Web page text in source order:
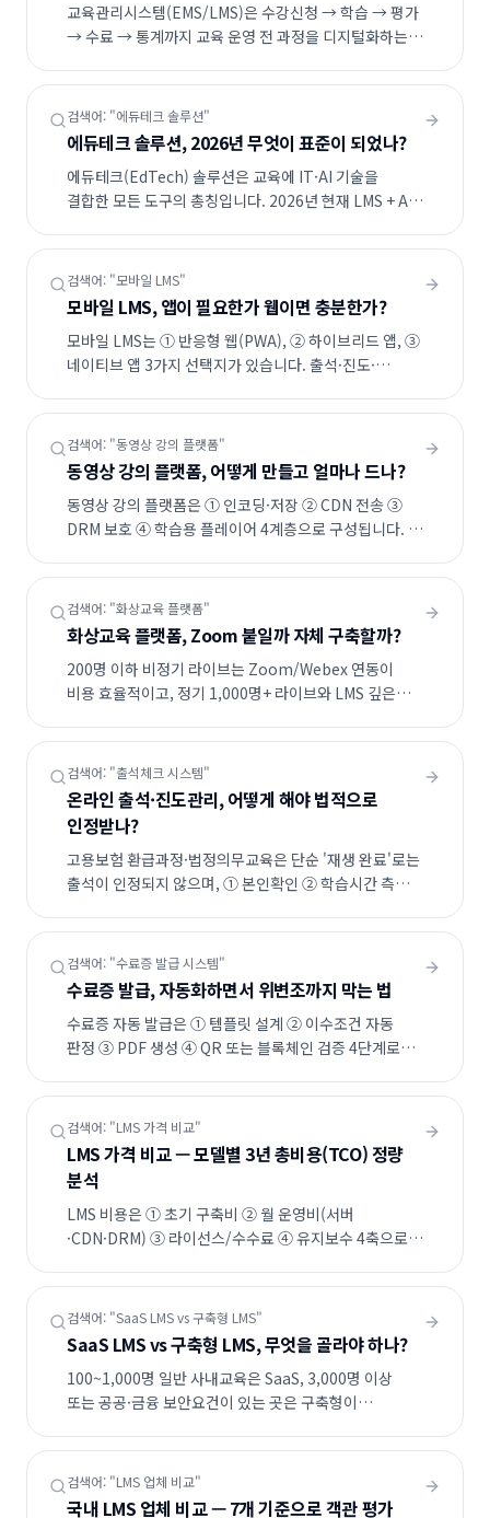
교육관리시스템(EMS/LMS)은 수강신청 → 학습 → 평가
→ 수료 → 통계까지 교육 운영 전 과정을 디지털화하는
따라 필요 기능과 견적이 크게 달라집니다.
검색어: "에듀테크 솔루션"
에듀테크 솔루션, 2026년 무엇이 표준이 되었나?
에듀테크(EdTech) 솔루션은 교육에 IT·AI 기술을
결합한 모든 도구의 총칭입니다. 2026년 현재 LMS + AI
표준 묶음이며, 도입 시 ROI는 학습 시간 단축 32%·
이수율 +28%·강사 시간 -47%가 평균치입니다.
검색어: "모바일 LMS"
모바일 LMS, 앱이 필요한가 웹이면 충분한가?
모바일 LMS는 ① 반응형 웹(PWA), ② 하이브리드 앱, ③
네이티브 앱 3가지 선택지가 있습니다. 출석·진도·
오프라인 재생·푸시·생체인증·앱 결제가 필요하면
네이티브가 정답입니다.
검색어: "동영상 강의 플랫폼"
동영상 강의 플랫폼, 어떻게 만들고 얼마나 드나?
동영상 강의 플랫폼은 ① 인코딩·저장 ② CDN 전송 ③
DRM 보호 ④ 학습용 플레이어 4계층으로 구성됩니다. 월
WEBHEADS는 자체 학습용 플레이어(배속·구간반복·
노트·자막) + 멀티 DRM을 기본 제공합니다.
검색어: "화상교육 플랫폼"
화상교육 플랫폼, Zoom 붙일까 자체 구축할까?
200명 이하 비정기 라이브는 Zoom/Webex 연동이
비용 효율적이고, 정기 1,000명+ 라이브와 LMS 깊은
WebRTC 구축이 정답입니다.
검색어: "출석체크 시스템"
온라인 출석·진도관리, 어떻게 해야 법적으로
인정받나?
고용보험 환급과정·법정의무교육은 단순 '재생 완료'로는
출석이 인정되지 않으며, ① 본인확인 ② 학습시간 측정
검증이 필수입니다.
검색어: "수료증 발급 시스템"
수료증 발급, 자동화하면서 위변조까지 막는 법
수료증 자동 발급은 ① 템플릿 설계 ② 이수조건 자동
판정 ③ PDF 생성 ④ QR 또는 블록체인 검증 4단계로
평균 발급 시간 0.8초, 위변조 검증 실패율 0%를
실측했습니다.
검색어: "LMS 가격 비교"
LMS 가격 비교 — 모델별 3년 총비용(TCO) 정량
분석
LMS 비용은 ① 초기 구축비 ② 월 운영비(서버
·CDN·DRM) ③ 라이선스/수수료 ④ 유지보수 4축으로
~3,600만, 구축형 6,000만~1.2억, 오픈소스(Moodle)
자체운영 4,200만~8,000만 원 수준입니다(인건비
포함).
검색어: "SaaS LMS vs 구축형 LMS"
SaaS LMS vs 구축형 LMS, 무엇을 골라야 하나?
100~1,000명 일반 사내교육은 SaaS, 3,000명 이상
또는 공공·금융 보안요건이 있는 곳은 구축형이
커스터마이징 깊이 ④ 운영인력 보유 여부 4가지입니다.
검색어: "LMS 업체 비교"
국내 LMS 업체 비교 — 7개 기준으로 객관 평가